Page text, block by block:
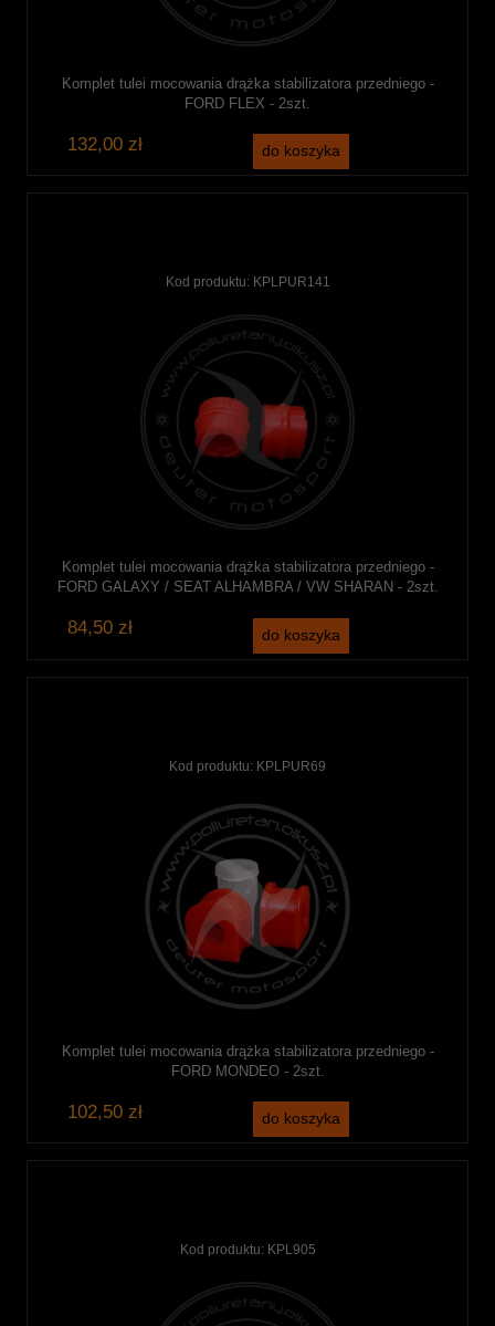
Komplet tulei mocowania drążka stabilizatora przedniego -
FORD FLEX - 2szt.
132,00 zł do koszyka
Kod produktu: KPLPUR141
Komplet tulei mocowania drążka stabilizatora przedniego -
FORD GALAXY / SEAT ALHAMBRA / VW SHARAN - 2szt.
84,50 zł do koszyka
Kod produktu: KPLPUR69
Komplet tulei mocowania drążka stabilizatora przedniego -
FORD MONDEO - 2szt.
102,50 zł do koszyka
Kod produktu: KPL905